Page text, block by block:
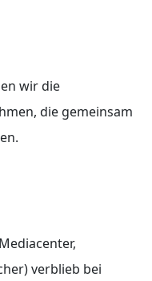
wir die
die gemeinsam
verblieb bei